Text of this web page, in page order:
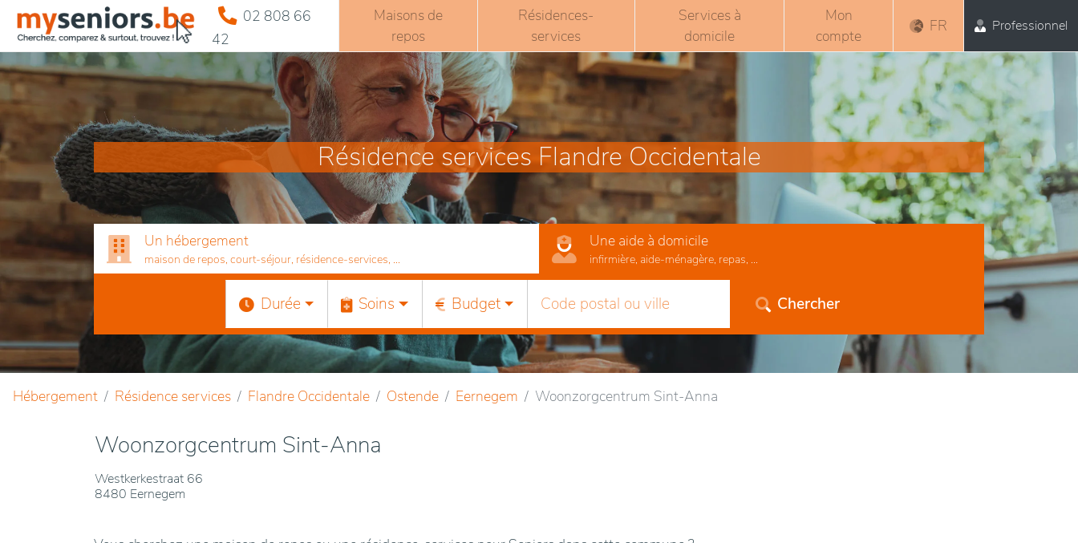
02 808 66
42
Maisons de
repos
Résidences-
services
Services à
domicile
Mon
compte
FR Professionnel
Résidence services Flandre Occidentale
Un hébergement
maison de repos, court-séjour, résidence-services, ...
Une aide à domicile
infirmière, aide-ménagère, repas, ...
Durée Soins Budget Chercher
Hébergement Résidence services Flandre Occidentale Ostende Eernegem Woonzorgcentrum Sint-Anna
Woonzorgcentrum Sint-Anna
Westkerkestraat 66
8480 Eernegem